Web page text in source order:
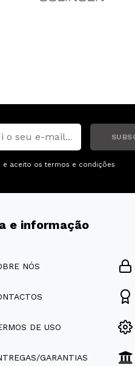
e aceito os termos e condições
e informação
NÓS
DE USO
GARANTIAS